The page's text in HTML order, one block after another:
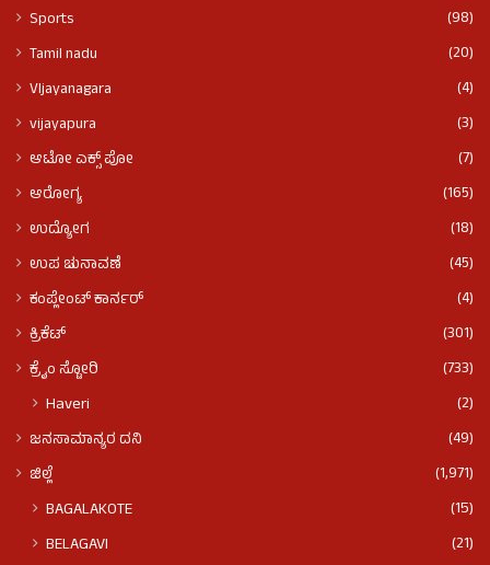
Sports
(98)
Tamil nadu
(20)
VIjayanagara
(4)
vijayapura
(3)
ಆಟೋ ಎಕ್ಸ್ ಪೋ
(7)
ಆರೋಗ್ಯ
(165)
ಉದ್ಯೋಗ
(18)
ಉಪ ಚುನಾವಣೆ
(45)
ಕಂಪ್ಲೇಂಟ್ ಕಾರ್ನರ್
(4)
ಕ್ರಿಕೆಟ್
(301)
ಕ್ರೈಂ ಸ್ಟೋರಿ
(733)
Haveri (2)
ಜನಸಾಮಾನ್ಯರ ದನಿ
(49)
ಜಿಲ್ಲೆ
(1,971)
BAGALAKOTE
(15)
BELAGAVI
(21)